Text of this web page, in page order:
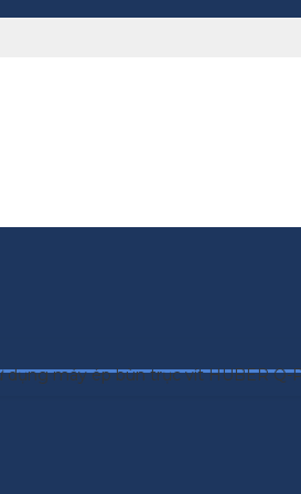
dụng máy ép bùn trục vít HUBER Q-